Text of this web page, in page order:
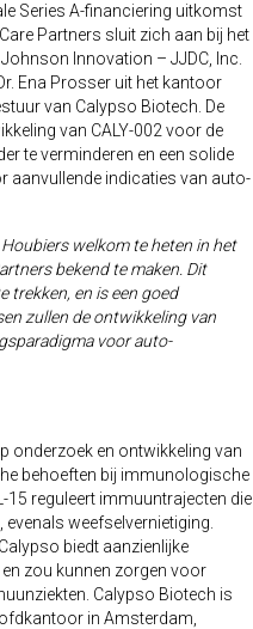
Series A-financiering uitkomst
Partners sluit zich aan bij het
Innovation – JJDC, Inc.
Ena Prosser uit het kantoor
van Calypso Biotech. De
van CALY-002 voor de
te verminderen en een solide
aanvullende indicaties van auto-
welkom te heten in het
bekend te maken. Dit
trekken, en is een goed
zullen de ontwikkeling van
voor auto-
onderzoek en ontwikkeling van
behoeften bij immunologische
15 reguleert immuuntrajecten die
weefselvernietiging.
biedt aanzienlijke
zou kunnen zorgen voor
Calypso Biotech is
in Amsterdam,